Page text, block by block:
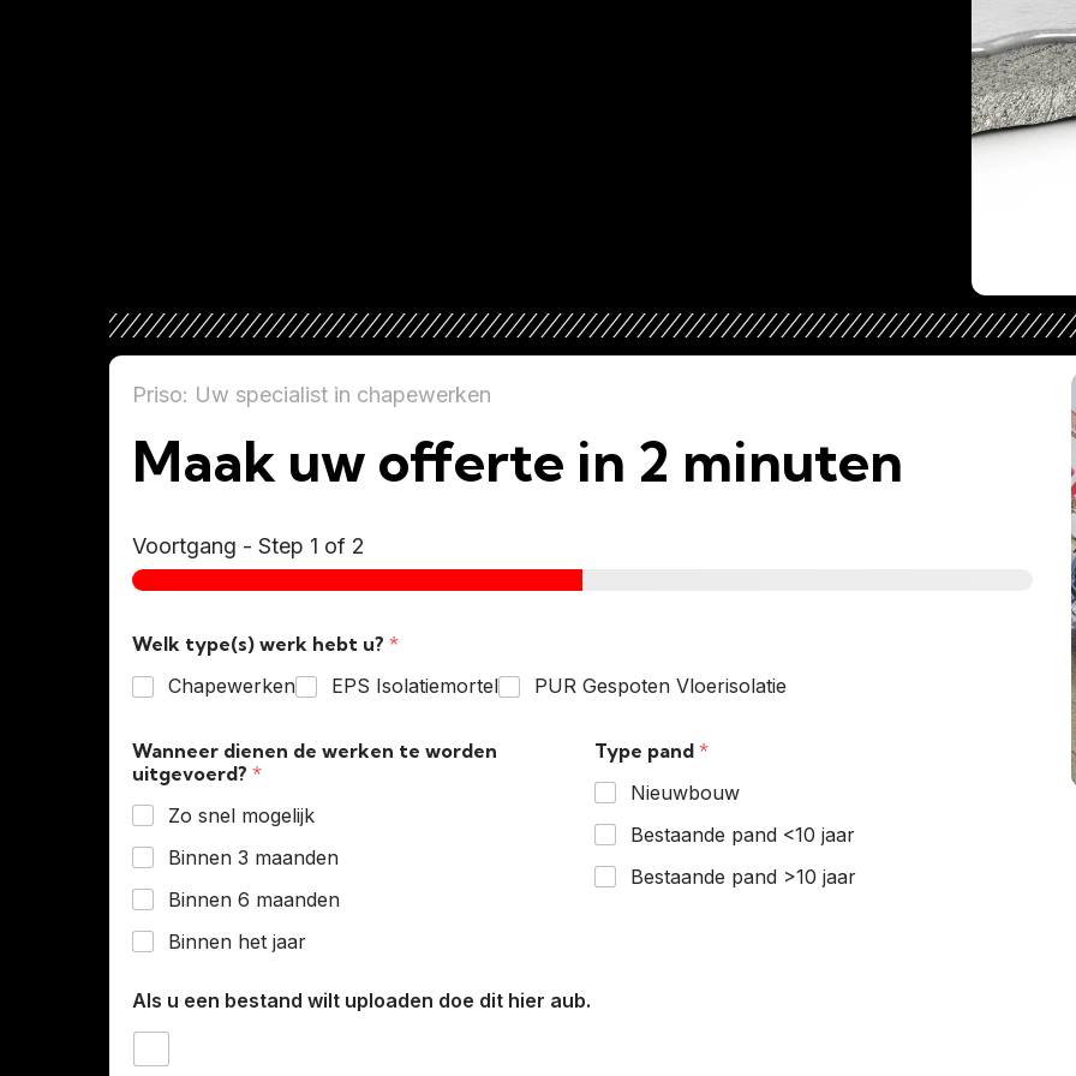
Priso: Uw specialist in chapewerken
Maak uw offerte in 2 minuten
Voortgang - Step 1 of 2
Welk type(s) werk hebt u? *
Chapewerken
EPS Isolatiemortel PUR Gespoten Vloerisolatie
Wanneer dienen de werken te worden
uitgevoerd? *
Zo snel mogelijk
Binnen 3 maanden
Binnen 6 maanden
Binnen het jaar
Type pand *
Nieuwbouw
Bestaande pand <10 jaar
Bestaande pand >10 jaar
Als u een bestand wilt uploaden doe dit hier aub.